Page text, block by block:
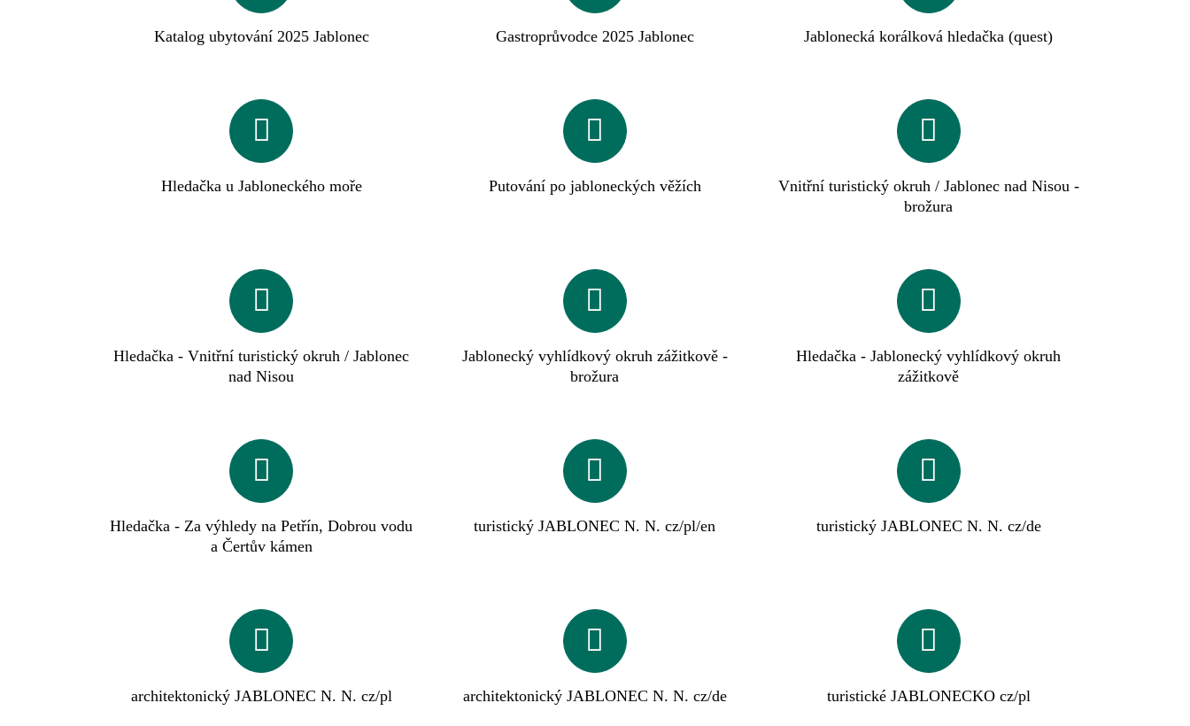
Katalog ubytování 2025 Jablonec Gastroprůvodce 2025 Jablonec Jablonecká korálková hledačka (quest)
Hledačka u Jabloneckého moře Putování po jabloneckých věžích
Vnitřní turistický okruh / Jablonec nad Nisou -
brožura
Hledačka - Vnitřní turistický okruh / Jablonec
nad Nisou
Jablonecký vyhlídkový okruh zážitkově -
brožura
Hledačka - Jablonecký vyhlídkový okruh
zážitkově
Hledačka - Za výhledy na Petřín, Dobrou vodu
a Čertův kámen
turistický JABLONEC N. N. cz/pl/en turistický JABLONEC N. N. cz/de
architektonický JABLONEC N. N. cz/pl architektonický JABLONEC N. N. cz/de turistické JABLONECKO cz/pl